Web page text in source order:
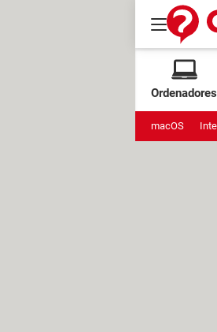
Ordenadores
macOS